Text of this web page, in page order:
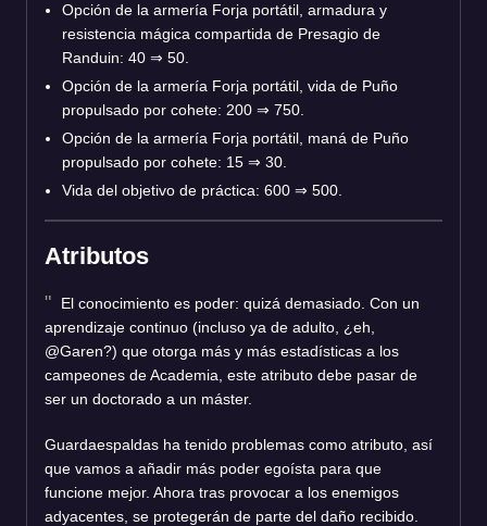
Opción de la armería Forja portátil, armadura y
resistencia mágica compartida de Presagio de
Randuin: 40 ⇒ 50.
Opción de la armería Forja portátil, vida de Puño
propulsado por cohete: 200 ⇒ 750.
Opción de la armería Forja portátil, maná de Puño
propulsado por cohete: 15 ⇒ 30.
Vida del objetivo de práctica: 600 ⇒ 500.
Atributos
El conocimiento es poder: quizá demasiado. Con un
aprendizaje continuo (incluso ya de adulto, ¿eh,
@Garen?) que otorga más y más estadísticas a los
campeones de Academia, este atributo debe pasar de
ser un doctorado a un máster.
Guardaespaldas ha tenido problemas como atributo, así
que vamos a añadir más poder egoísta para que
funcione mejor. Ahora tras provocar a los enemigos
adyacentes, se protegerán de parte del daño recibido.